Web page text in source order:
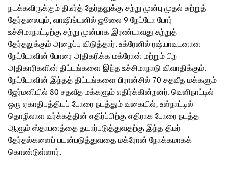
நடக்கவிருக்கும் திடீர்த் தேர்தலுக்கு சற்று முன்பு முதல் சுற்றுத்
தேர்தலையும், வாஷிங்டனில் ஜூலை 9 நேட்டோ போர்
உச்சிமாநாட்டிற்கு சற்று முன்பாக இரண்டாவது சுற்றுத்
தேர்தலுக்கும் அழைப்பு விடுத்தார். உக்ரேனில் ரஷ்யாவுடனான
நேட்டோவின் போரை அதிகரிக்க மக்ரோன் மற்றும் பிற
அதிகாரிகளின் திட்டங்களை இந்த உச்சிமாநாடு விவாதிக்கும்.
நேட்டோவின் இந்தத் திட்டங்களை பிரான்சில் 70 சதவீத மக்களும்
ஜேர்மனியில் 80 சதவீத மக்களும் எதிர்க்கின்றனர். வெளிநாட்டில்
ஒரு ஏகாதிபத்தியப் போரை நடத்தும் வகையில், உள்நாட்டில்
தொழிலாள வர்க்கத்தின் எதிர்ப்பிற்கு எதிராக போரை நடத்த
ஆளும் ஸ்தாபனத்தை தயார்படுத்துவதற்கு இந்த திடீர்
தேர்தல்களைப் பயன்படுத்துவதை மக்ரோன் நோக்கமாகக்
கொண்டுள்ளார்.